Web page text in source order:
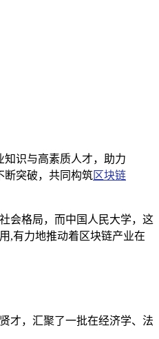
识与高素质人才，助力
断突破，共同构筑区块链
会格局，而中国人民大学，这
,有力地推动着区块链产业在
才，汇聚了一批在经济学、法